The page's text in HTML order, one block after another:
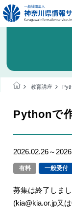
教育講座
Pythonで
2026.02.26～
有料 一般受付
募集は終了しま
(kia@kia.or.jp又